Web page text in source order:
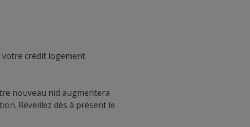
crédit logement.
nouveau nid augmentera
Réveillez dès à présent le